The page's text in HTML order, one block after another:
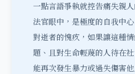
一點言語爭執就控告痛失親
法官眼中，是極度的自我中
對逝者的愧疚，如果讓這種
題、且對生命輕蔑的人待在
能再次發生暴力或過失傷害